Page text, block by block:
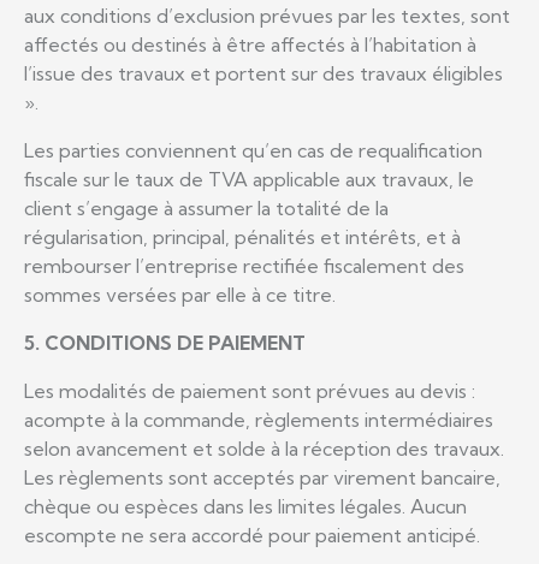
aux conditions d’exclusion prévues par les textes, sont
affectés ou destinés à être affectés à l’habitation à
l’issue des travaux et portent sur des travaux éligibles
».
Les parties conviennent qu’en cas de requalification
fiscale sur le taux de TVA applicable aux travaux, le
client s’engage à assumer la totalité de la
régularisation, principal, pénalités et intérêts, et à
rembourser l’entreprise rectifiée fiscalement des
sommes versées par elle à ce titre.
5. CONDITIONS DE PAIEMENT
Les modalités de paiement sont prévues au devis :
acompte à la commande, règlements intermédiaires
selon avancement et solde à la réception des travaux.
Les règlements sont acceptés par virement bancaire,
chèque ou espèces dans les limites légales. Aucun
escompte ne sera accordé pour paiement anticipé.